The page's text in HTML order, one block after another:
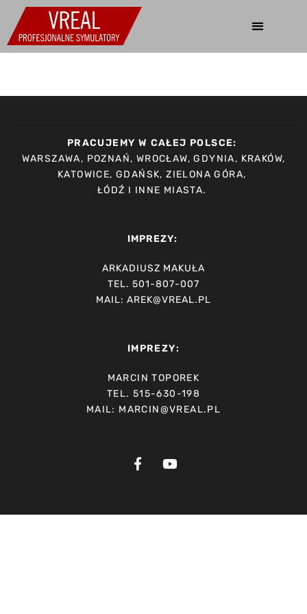
PRACUJEMY W CAŁEJ POLSCE:
WARSZAWA, POZNAŃ, WROCŁAW, GDYNIA, KRAKÓW,
KATOWICE, GDAŃSK, ZIELONA GÓRA,
ŁÓDŹ I INNE MIASTA.
IMPREZY:
ARKADIUSZ MAKUŁA
TEL. 501-807-007
MAIL: AREK@VREAL.PL
IMPREZY:
MARCIN TOPOREK
TEL. 515-630-198
MAIL: MARCIN@VREAL.PL